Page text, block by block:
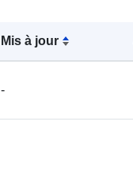
Mis à jour
-